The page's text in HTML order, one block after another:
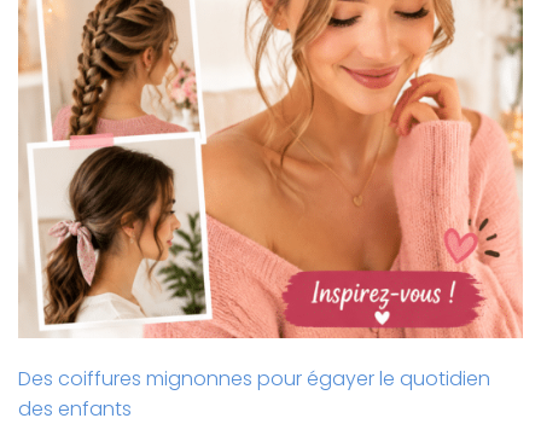
Des coiffures mignonnes pour égayer le quotidien
des enfants